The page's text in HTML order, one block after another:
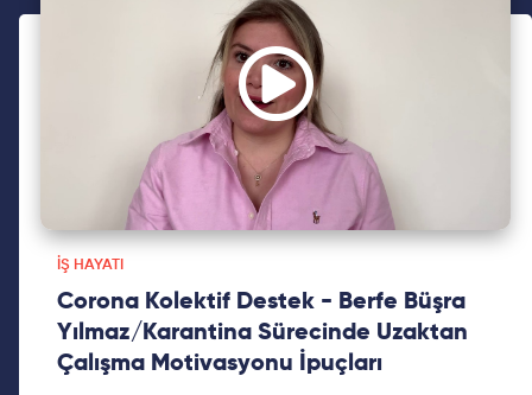
İŞ HAYATI
Corona Kolektif Destek - Berfe Büşra
Yılmaz/Karantina Sürecinde Uzaktan
Çalışma Motivasyonu İpuçları